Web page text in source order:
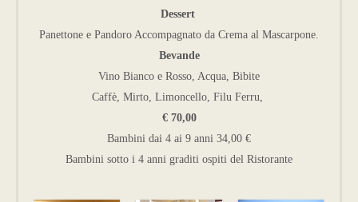
Dessert
Panettone e Pandoro Accompagnato da Crema al Mascarpone.
Bevande
Vino Bianco e Rosso, Acqua, Bibite
Caffè, Mirto, Limoncello, Filu Ferru,
€ 70,00
Bambini dai 4 ai 9 anni 34,00 €
Bambini sotto i 4 anni graditi ospiti del Ristorante